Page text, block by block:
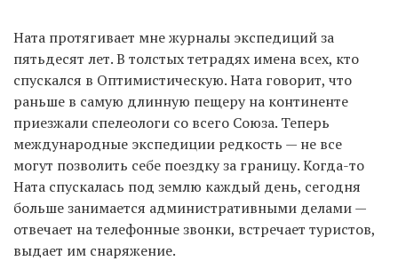
Ната протягивает мне журналы экспедиций за
пятьдесят лет. В толстых тетрадях имена всех, кто
спускался в Оптимистическую. Ната говорит, что
раньше в самую длинную пещеру на континенте
приезжали спелеологи со всего Союза. Теперь
международные экспедиции редкость — не все
могут позволить себе поездку за границу. Когда-то
Ната спускалась под землю каждый день, сегодня
больше занимается административными делами —
отвечает на телефонные звонки, встречает туристов,
выдает им снаряжение.